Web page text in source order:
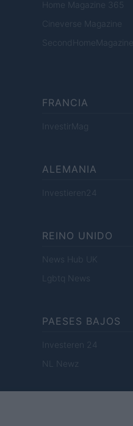
Home Magazine 365
Cineverse Magazine
SecondHomeMagazine
FRANCIA
InvestirMag
ALEMANIA
Investieren24
REINO UNIDO
News Hub UK
Lgbtq News
PAESES BAJOS
Investeren 24
NL Newz